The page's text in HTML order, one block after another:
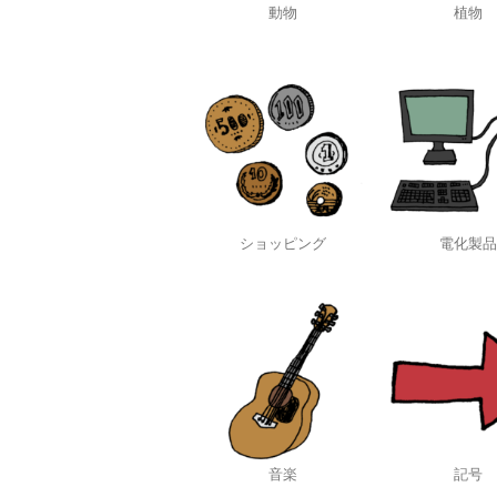
動物 植物
ショッピング 電化製品
音楽 記号